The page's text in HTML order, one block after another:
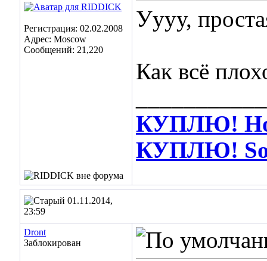
Регистрация: 02.02.2008
Адрес: Moscow
Сообщений: 21,220
Уууу,
Как всё
КУПЛЮ!
КУПЛЮ!
01.11.2014,
23:59
Dront
Заблокирован